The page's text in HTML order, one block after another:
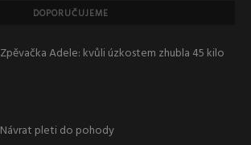
DOPORUČUJEME
Zpěvačka Adele: kvůli úzkostem zhubla 45 kilo
Návrat pleti do pohody